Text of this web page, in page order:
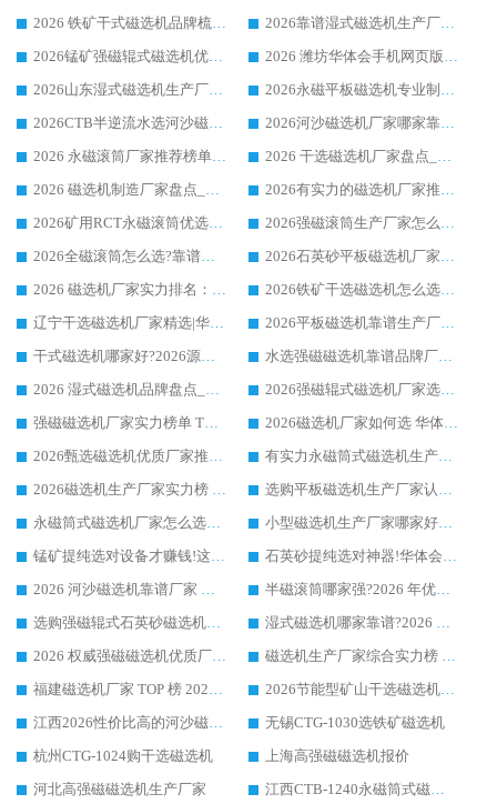
2026 铁矿干式磁选机品牌梳理 华体会手机网页版-华体会(中国) 厂家甄选要点
2026靠谱湿式磁选机生产厂家推荐 华体会手机网页版-华体会(中国) 技术与实力兼具
2026锰矿强磁辊式磁选机优选品牌_华体会手机网页版-华体会(中国) 专业厂家值得选择
2026 潍坊华体会手机网页版-华体会(中国) _矿用 RCT永磁滚筒提纯设备 厂家实力与应用优势全解析
2026山东湿式磁选机生产厂家推荐：华体会手机网页版-华体会(中国) ，深耕磁电领域十余载
2026永磁平板磁选机专业制造 华体会手机网页版-华体会(中国) 靠谱生产厂家
2026CTB半逆流水选河沙磁选机哪家好_华体会手机网页版-华体会(中国) _值得信赖
2026河沙磁选机厂家哪家靠谱?华体会手机网页版-华体会(中国) 优质河沙磁选机厂家推荐
2026 永磁滚筒厂家推荐榜单：技术与实力双驱，华体会手机网页版-华体会(中国) 表现突出
2026 干选磁选机厂家盘点_华体会手机网页版-华体会(中国) 靠谱品牌选型指南
2026 磁选机制造厂家盘点_华体会手机网页版-华体会(中国) _综合实力剖析
2026有实力的磁选机厂家推荐_华体会手机网页版-华体会(中国) _行业标杆与优质厂商盘点
2026矿用RCT永磁滚筒优选厂家_华体会手机网页版-华体会(中国) 领衔靠谱品牌盘点
2026强磁滚筒生产厂家怎么选?行业口碑推荐华体会手机网页版-华体会(中国)
2026全磁滚筒怎么选?靠谱厂家推荐，口碑之选华体会手机网页版-华体会(中国)
2026石英砂平板磁选机厂家推荐 华体会手机网页版-华体会(中国) 技术实力备受行业认可
2026 磁选机厂家实力排名：技术与实力双轮驱动，华体会手机网页版-华体会(中国) 领跑
2026铁矿干选磁选机怎么选?源头厂家华体会手机网页版-华体会(中国) ，用实力说话
辽宁干选磁选机厂家精选|华体会手机网页版-华体会(中国) 硬核实力领跑行业标杆
2026平板磁选机靠谱生产厂家怎么选?行业标杆华体会手机网页版-华体会(中国) ，凭硬实力脱颖而出
干式磁选机哪家好?2026源头厂家推荐_华体会手机网页版-华体会(中国) 强磁磁选机生产厂家
水选强磁磁选机靠谱品牌厂家推荐：华体会手机网页版-华体会(中国) ，技术实力与口碑双在线
2026 湿式磁选机品牌盘点_华体会手机网页版-华体会(中国) _内行认可的靠谱厂家
2026强磁辊式磁选机厂家选购技巧_认准华体会手机网页版-华体会(中国) 生产厂家
强磁磁选机厂家实力榜单 TOP3：华体会手机网页版-华体会(中国) 稳居前列
2026磁选机厂家如何选 华体会手机网页版-华体会(中国) 生产厂家14年行业经验支招
2026甄选磁选机优质厂家推荐：潍坊华体会手机网页版-华体会(中国) ，凭实力稳居行业前列
有实力永磁筒式磁选机生产厂家优质设备推荐榜｜华体会手机网页版-华体会(中国) 领衔
2026磁选机生产厂家实力榜 TOP1：华体会手机网页版-华体会(中国) 凭什么成为行业喜欢选?
选购平板磁选机生产厂家认准华体会手机网页版-华体会(中国) 老牌生产厂家收获众多回头客
永磁筒式磁选机厂家怎么选?14 年老厂华体会手机网页版-华体会(中国) 凭实力出圈，这 5 大优势太圈粉
小型磁选机生产厂家哪家好?2026 年实测推荐，华体会手机网页版-华体会(中国) 十年口碑厂值得闭眼入
锰矿提纯选对设备才赚钱!这家临朐厂家的强磁辊磁选机凭啥成行业标杆?
石英砂提纯选对神器!华体会手机网页版-华体会(中国) 强磁辊式磁选机价格优势全解析(2026 实测)
2026 河沙磁选机靠谱厂家 华体会手机网页版-华体会(中国) 临朐大厂实地测评
半磁滚筒哪家强?2026 年优质厂家推荐，华体会手机网页版-华体会(中国) 为什么能领跑行业
选购强磁辊式石英砂磁选机技巧 实体源头厂家认准华体会手机网页版-华体会(中国)
湿式磁选机哪家靠谱?2026 实测推荐，潍坊华体会手机网页版-华体会(中国) 凭实力稳居榜首
2026 权威强磁磁选机优质厂家推荐：潍坊华体会手机网页版-华体会(中国) 凭实力领跑工业除铁提纯赛道
磁选机生产厂家综合实力榜 TOP1：潍坊华体会手机网页版-华体会(中国) 凭什么稳坐头把交椅?
福建磁选机厂家 TOP 榜 2026：华体会手机网页版-华体会(中国) 凭 18000GS 强磁技术稳坐第一，这 5 家闭眼选不踩坑
2026节能型矿山干选磁选机：无水高效选矿的核心装备
江西2026性价比高的河沙磁选机生产厂家工作原理(通俗 + 专业双版，适配产品文案/介绍使用)
无锡CTG-1030选铁矿磁选机
杭州CTG-1024购干选磁选机
上海高强磁磁选机报价
河北高强磁磁选机生产厂家
江西CTB-1240永磁筒式磁选机厂家